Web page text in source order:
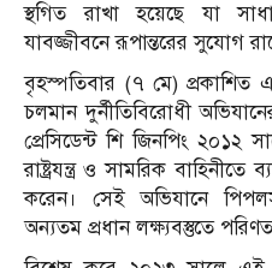
স্থগিত রাখা হয়েছে যা
যাবজ্জীবনে রূপান্তরের সুযোগ
বৃহস্পতিবার (৭ মে) প্রকাশিত
চলমান দুর্নীতিবিরোধী
প্রেসিডেন্ট শি জিনপিং
রাষ্ট্রযন্ত্র ও সামরিক
করেন। সেই অভিযানে
অন্যতম প্রধান লক্ষ্যবস্তুতে